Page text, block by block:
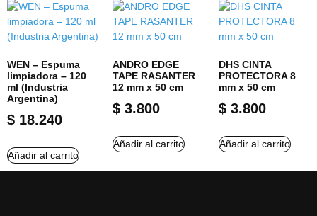
WEN – Espuma
limpiadora – 120
ml (Industria
Argentina)
$ 18.240
Añadir al carrito
ANDRO EDGE
TAPE RASANTER
12 mm x 50 cm
$ 3.800
Añadir al carrito
DHS CINTA
PROTECTORA 8
mm x 50 cm
$3.800
Añadir al carrito